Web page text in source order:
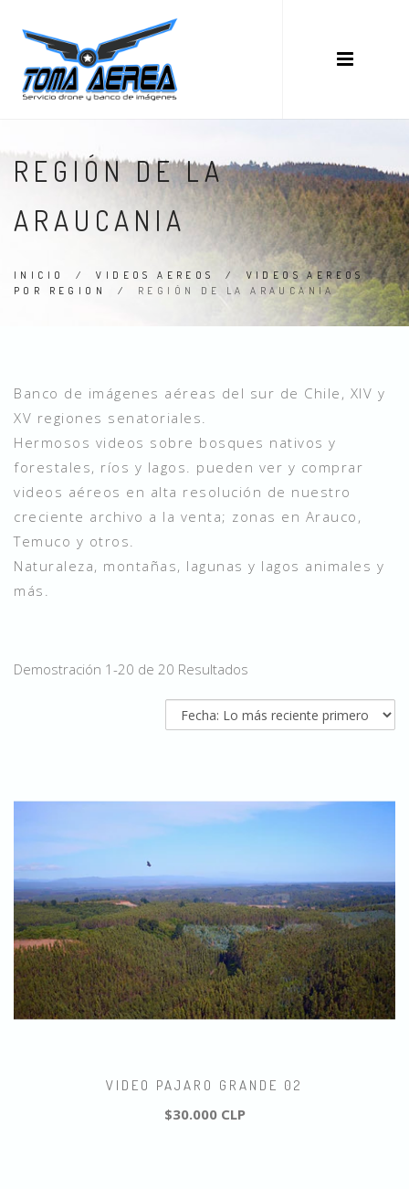
REGIÓN DE LA
ARAUCANIA
INICIO /VIDEOS AEREOS / VIDEOS AEREOS
POR REGION
/ REGIÓN DE LA ARAUCANIA
Banco de imágenes aéreas del sur de Chile, XIV y
XV regiones senatoriales.
Hermosos videos sobre bosques nativos y
forestales, ríos y lagos. pueden ver y comprar
videos aéreos en alta resolución de nuestro
creciente archivo a la venta; zonas en Arauco,
Temuco y otros.
Naturaleza, montañas, lagunas y lagos animales y
más.
Demostración 1-20 de 20 Resultados
VIDEO PAJARO GRANDE 02
$30.000 CLP